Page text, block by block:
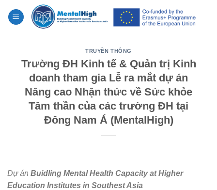
TRUYỀN THÔNG
Trường ĐH Kinh tế & Quản trị Kinh
doanh tham gia Lễ ra mắt dự án
Nâng cao Nhận thức về Sức khỏe
Tâm thần của các trường ĐH tại
Đông Nam Á (MentalHigh)
Dự án Buidling Mental Health Capacity at Higher
Education Institutes in Southest Asia